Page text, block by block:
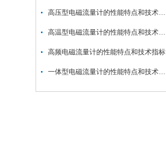
高频电磁流量计的性能特点和技术指标